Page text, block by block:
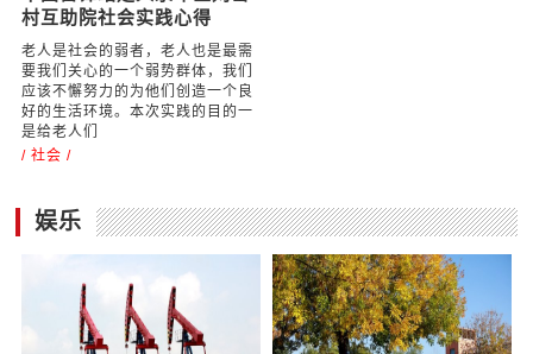
/ 社会 /
中国雷锋站走入永年区刘窑
村互助院社会实践心得
老人是社会的弱者，老人也是最需
的萨博车保有量一样，几乎已经被
人忘却。2011年底萨博申请破产
/ 汽车 /